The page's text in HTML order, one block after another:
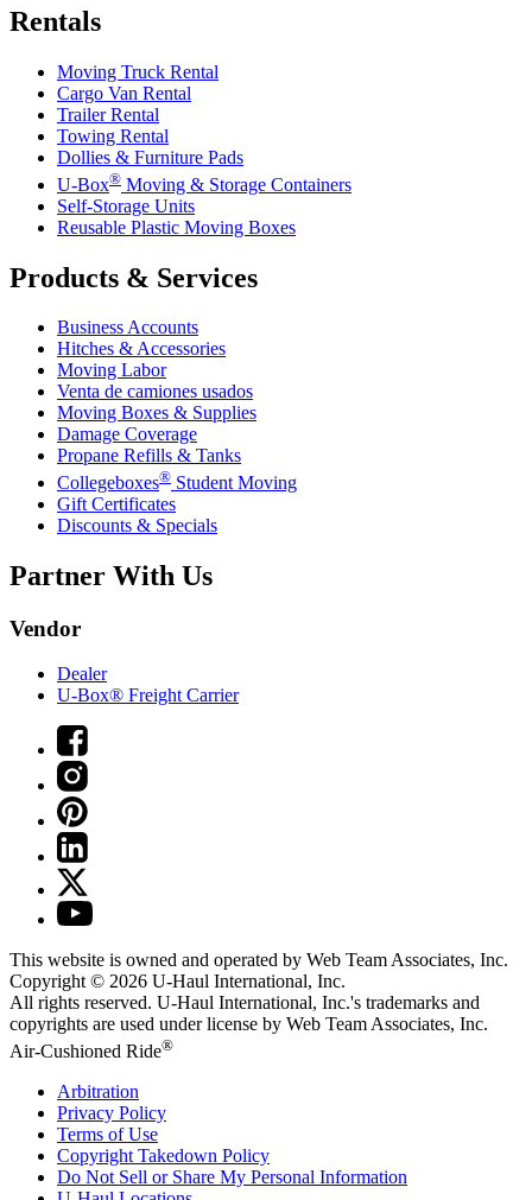
Rentals
Moving Truck Rental
Cargo Van Rental
Trailer Rental
Towing Rental
Dollies & Furniture Pads
U-Box® Moving & Storage Containers
Self-Storage Units
Reusable Plastic Moving Boxes
Products & Services
Business Accounts
Hitches & Accessories
Moving Labor
Venta de camiones usados
Moving Boxes & Supplies
Damage Coverage
Propane Refills & Tanks
Collegeboxes® Student Moving
Gift Certificates
Discounts & Specials
Partner With Us
Vendor
Dealer
U-Box® Freight Carrier
This website is owned and operated by Web Team Associates, Inc.
Copyright © 2026 U-Haul International, Inc.
All rights reserved. U-Haul International, Inc.'s trademarks and
copyrights are used under license by Web Team Associates, Inc.
Air-Cushioned Ride®
Arbitration
Privacy Policy
Terms of Use
Copyright Takedown Policy
Do Not Sell or Share My Personal Information